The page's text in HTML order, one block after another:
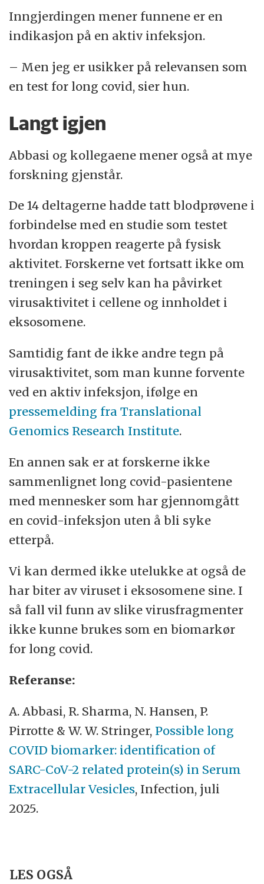
Inngjerdingen mener funnene er en
indikasjon på en aktiv infeksjon.
– Men jeg er usikker på relevansen som
en test for long covid, sier hun.
Langt igjen
Abbasi og kollegaene mener også at mye
forskning gjenstår.
De 14 deltagerne hadde tatt blodprøvene i
forbindelse med en studie som testet
hvordan kroppen reagerte på fysisk
aktivitet. Forskerne vet fortsatt ikke om
treningen i seg selv kan ha påvirket
virusaktivitet i cellene og innholdet i
eksosomene.
Samtidig fant de ikke andre tegn på
virusaktivitet, som man kunne forvente
ved en aktiv infeksjon, ifølge en
pressemelding fra Translational
Genomics Research Institute.
En annen sak er at forskerne ikke
sammenlignet long covid-pasientene
med mennesker som har gjennomgått
en covid-infeksjon uten å bli syke
etterpå.
Vi kan dermed ikke utelukke at også de
har biter av viruset i eksosomene sine. I
så fall vil funn av slike virusfragmenter
ikke kunne brukes som en biomarkør
for long covid.
Referanse:
A. Abbasi, R. Sharma, N. Hansen, P.
Pirrotte & W. W. Stringer, Possible long
COVID biomarker: identification of
SARC-CoV-2 related protein(s) in Serum
Extracellular Vesicles, Infection, juli
2025.
LES OGSÅ